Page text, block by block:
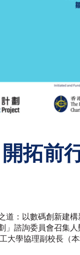
拓前
道：以數碼創新建
」諮詢委員會召集
大學協理副校長（